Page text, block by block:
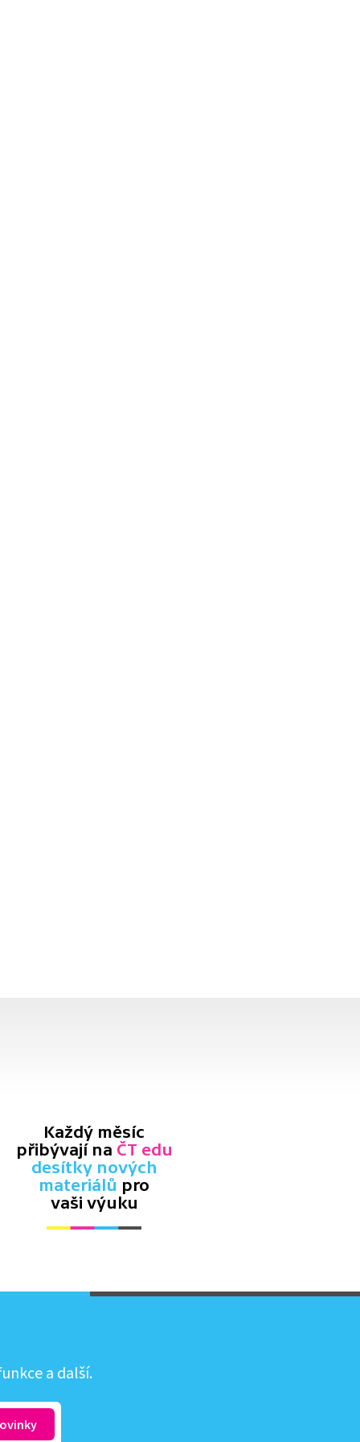
Každý měsíc
přibývají na ČT edu
desítky nových
materiálů pro
vaši výuku
a další.